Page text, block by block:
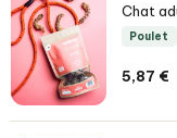
Chat
Poulet
5,87 €